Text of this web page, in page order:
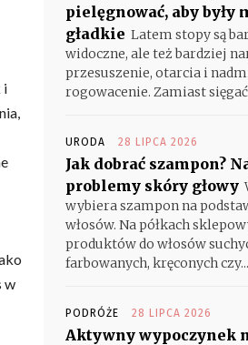
i
w
pielęgnować, aby były
gładkie Latem stopy są
widoczne, ale też bardziej
przesuszenie, otarcia i
rogowacenie. Zamiast
URODA 28 LIPCA 2026
Jak dobrać szampon?
problemy skóry głowy
wybiera szampon na
włosów. Na półkach
produktów do włosów
farbowanych, kręconych czy...
PODRÓŻE 28 LIPCA 2026
Aktywny wypoczynek